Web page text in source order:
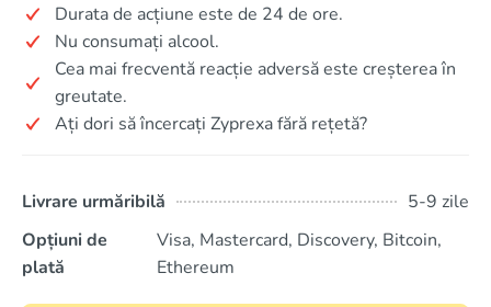
Durata de acțiune este de 24 de ore.
Nu consumați alcool.
Cea mai frecventă reacție adversă este creșterea în
greutate.
Ați dori să încercați Zyprexa fără rețetă?
Livrare urmăribilă
5-9 zile
Opțiuni de
plată
Visa, Mastercard, Discovery, Bitcoin,
Ethereum